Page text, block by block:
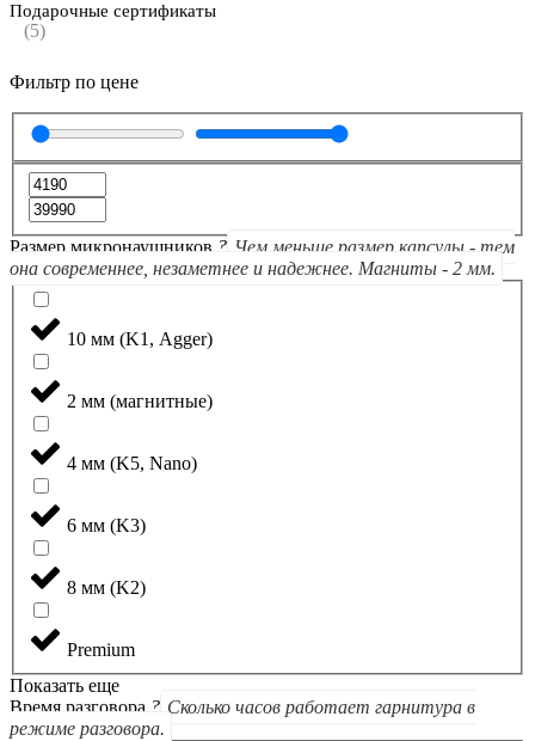
Подарочные сертификаты
(5)
Фильтр по цене
Размер микронаушников ? Чем меньше размер капсулы - тем
она современнее, незаметнее и надежнее. Магниты - 2 мм.
10 мм (K1, Agger)
2 мм (магнитные)
4 мм (K5, Nano)
6 мм (K3)
8 мм (K2)
Premium
Показать еще
Время разговора ? Сколько часов работает гарнитура в
режиме разговора.